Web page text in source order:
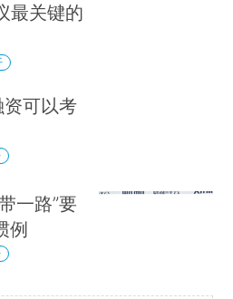
最关键的
资可以考
一路”要
例